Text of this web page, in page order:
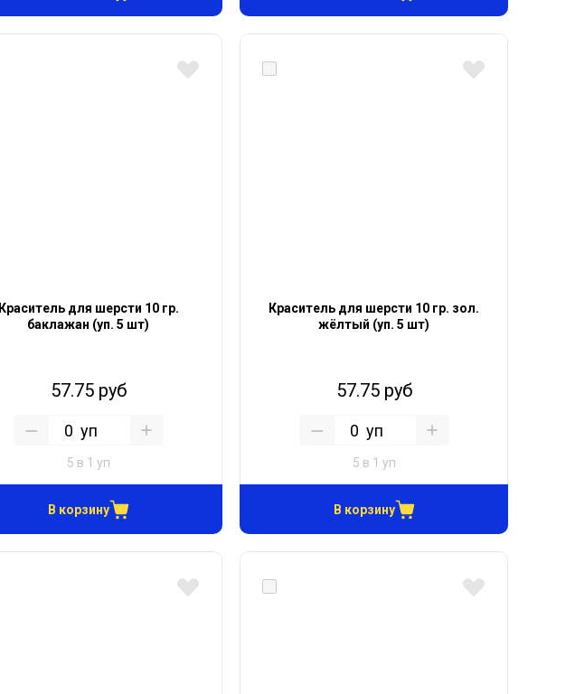
Краситель для шерсти 10 гр.
баклажан (уп. 5 шт)
57.75 руб
уп
5 в 1 уп
В корзину
Краситель для шерсти 10 гр. зол.
жёлтый (уп. 5 шт)
57.75 руб
уп
5 в 1 уп
В корзину